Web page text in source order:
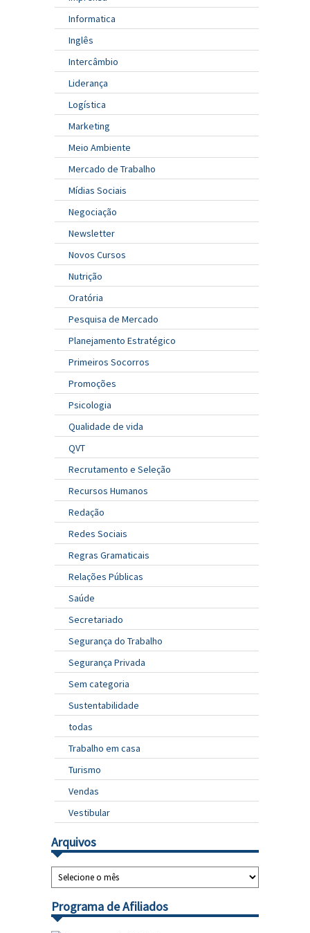
Informatica
Inglês
Intercâmbio
Liderança
Logística
Marketing
Meio Ambiente
Mercado de Trabalho
Mídias Sociais
Negociação
Newsletter
Novos Cursos
Nutrição
Oratória
Pesquisa de Mercado
Planejamento Estratégico
Primeiros Socorros
Promoções
Psicologia
Qualidade de vida
QVT
Recrutamento e Seleção
Recursos Humanos
Redação
Redes Sociais
Regras Gramaticais
Relações Públicas
Saúde
Secretariado
Segurança do Trabalho
Segurança Privada
Sem categoria
Sustentabilidade
todas
Trabalho em casa
Turismo
Vendas
Vestibular
Arquivos
Programa de Afiliados